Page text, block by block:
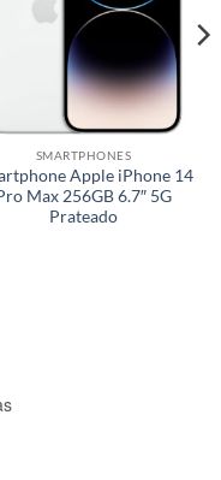
SMARTPHONES
Apple iPhone 14
Max 256GB 6.7″ 5G
Prateado